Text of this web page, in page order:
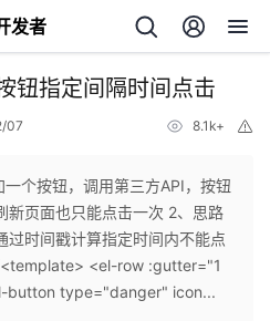
发者
钮指定间隔时间点击
07 8.1k+
一个按钮，调用第三方API，按钮
新页面也只能点击一次 2、思路
过时间戳计算指定时间内不能点
<el-row :gutter="1
button type="danger" icon...